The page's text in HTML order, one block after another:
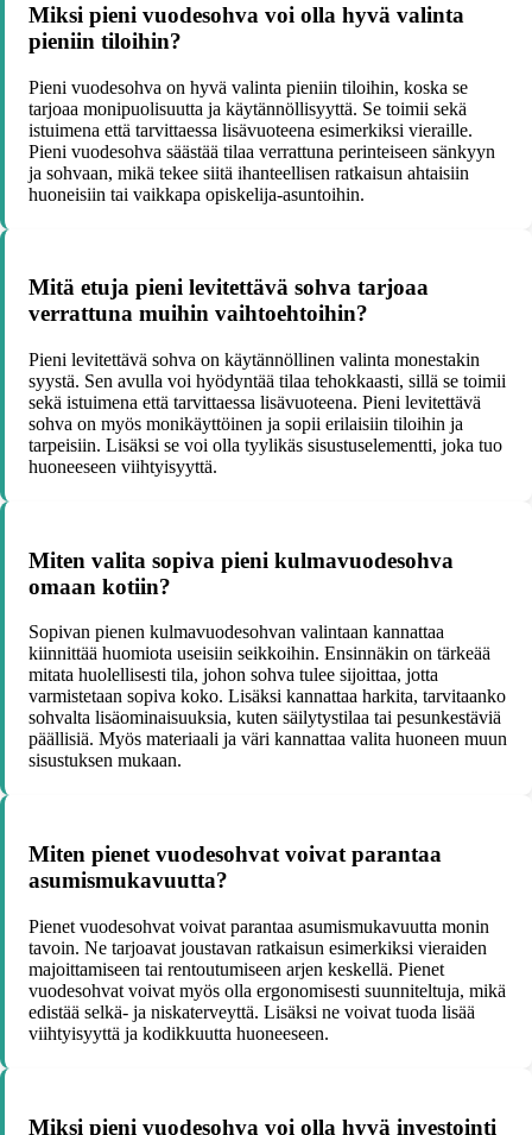
Miksi pieni vuodesohva voi olla hyvä valinta
pieniin tiloihin?
Pieni vuodesohva on hyvä valinta pieniin tiloihin, koska se
tarjoaa monipuolisuutta ja käytännöllisyyttä. Se toimii sekä
istuimena että tarvittaessa lisävuoteena esimerkiksi vieraille.
Pieni vuodesohva säästää tilaa verrattuna perinteiseen sänkyyn
ja sohvaan, mikä tekee siitä ihanteellisen ratkaisun ahtaisiin
huoneisiin tai vaikkapa opiskelija-asuntoihin.
Mitä etuja pieni levitettävä sohva tarjoaa
verrattuna muihin vaihtoehtoihin?
Pieni levitettävä sohva on käytännöllinen valinta monestakin
syystä. Sen avulla voi hyödyntää tilaa tehokkaasti, sillä se toimii
sekä istuimena että tarvittaessa lisävuoteena. Pieni levitettävä
sohva on myös monikäyttöinen ja sopii erilaisiin tiloihin ja
tarpeisiin. Lisäksi se voi olla tyylikäs sisustuselementti, joka tuo
huoneeseen viihtyisyyttä.
Miten valita sopiva pieni kulmavuodesohva
omaan kotiin?
Sopivan pienen kulmavuodesohvan valintaan kannattaa
kiinnittää huomiota useisiin seikkoihin. Ensinnäkin on tärkeää
mitata huolellisesti tila, johon sohva tulee sijoittaa, jotta
varmistetaan sopiva koko. Lisäksi kannattaa harkita, tarvitaanko
sohvalta lisäominaisuuksia, kuten säilytystilaa tai pesunkestäviä
päällisiä. Myös materiaali ja väri kannattaa valita huoneen muun
sisustuksen mukaan.
Miten pienet vuodesohvat voivat parantaa
asumismukavuutta?
Pienet vuodesohvat voivat parantaa asumismukavuutta monin
tavoin. Ne tarjoavat joustavan ratkaisun esimerkiksi vieraiden
majoittamiseen tai rentoutumiseen arjen keskellä. Pienet
vuodesohvat voivat myös olla ergonomisesti suunniteltuja, mikä
edistää selkä- ja niskaterveyttä. Lisäksi ne voivat tuoda lisää
viihtyisyyttä ja kodikkuutta huoneeseen.
Miksi pieni vuodesohva voi olla hyvä investointi